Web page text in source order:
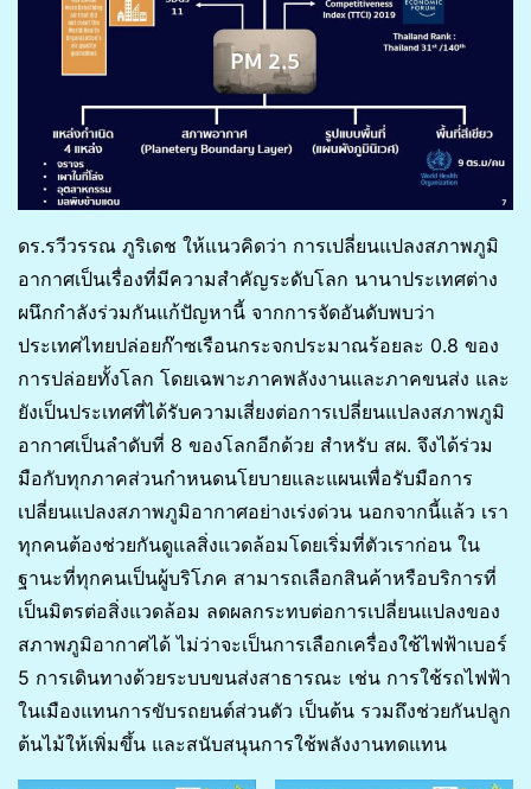
ดร.รวีวรรณ ภูริเดช ให้แนวคิดว่า การเปลี่ยนแปลงสภาพภูมิ
อากาศเป็นเรื่องที่มีความสำคัญระดับโลก นานาประเทศต่าง
ผนึกกำลังร่วมกันแก้ปัญหานี้ จากการจัดอันดับพบว่า
ประเทศไทยปล่อยก๊าซเรือนกระจกประมาณร้อยละ 0.8 ของ
การปล่อยทั้งโลก โดยเฉพาะภาคพลังงานและภาคขนส่ง และ
ยังเป็นประเทศที่ได้รับความเสี่ยงต่อการเปลี่ยนแปลงสภาพภูมิ
อากาศเป็นลำดับที่ 8 ของโลกอีกด้วย สำหรับ สผ. จึงได้ร่วม
มือกับทุกภาคส่วนกำหนดนโยบายและแผนเพื่อรับมือการ
เปลี่ยนแปลงสภาพภูมิอากาศอย่างเร่งด่วน นอกจากนี้แล้ว เรา
ทุกคนต้องช่วยกันดูแลสิ่งแวดล้อมโดยเริ่มที่ตัวเราก่อน ใน
ฐานะที่ทุกคนเป็นผู้บริโภค สามารถเลือกสินค้าหรือบริการที่
เป็นมิตรต่อสิ่งแวดล้อม ลดผลกระทบต่อการเปลี่ยนแปลงของ
สภาพภูมิอากาศได้ ไม่ว่าจะเป็นการเลือกเครื่องใช้ไฟฟ้าเบอร์
5 การเดินทางด้วยระบบขนส่งสาธารณะ เช่น การใช้รถไฟฟ้า
ในเมืองแทนการขับรถยนต์ส่วนตัว เป็นต้น รวมถึงช่วยกันปลูก
ต้นไม้ให้เพิ่มขึ้น และสนับสนุนการใช้พลังงานทดแทน